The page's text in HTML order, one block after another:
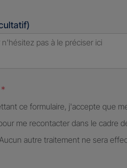
*
ce formulaire, j'accepte que
me recontacter dans le cadre
autre traitement ne sera